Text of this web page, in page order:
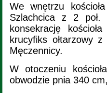
We wnętrzu
Szlachcica z 2 poł.
konsekrację
krucyfiks ołtarzowy
Męczennicy.
W otoczeniu
obwodzie pnia 340